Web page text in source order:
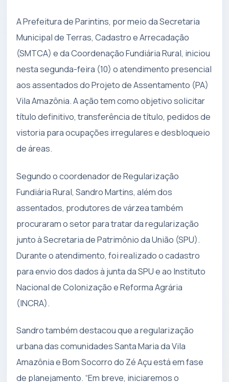
A Prefeitura de Parintins, por meio da Secretaria
Municipal de Terras, Cadastro e Arrecadação
(SMTCA) e da Coordenação Fundiária Rural, iniciou
nesta segunda-feira (10) o atendimento presencial
aos assentados do Projeto de Assentamento (PA)
Vila Amazônia. A ação tem como objetivo solicitar
título definitivo, transferência de título, pedidos de
vistoria para ocupações irregulares e desbloqueio
de áreas.
Segundo o coordenador de Regularização
Fundiária Rural, Sandro Martins, além dos
assentados, produtores de várzea também
procuraram o setor para tratar da regularização
junto à Secretaria de Patrimônio da União (SPU).
Durante o atendimento, foi realizado o cadastro
para envio dos dados à junta da SPU e ao Instituto
Nacional de Colonização e Reforma Agrária
(INCRA).
Sandro também destacou que a regularização
urbana das comunidades Santa Maria da Vila
Amazônia e Bom Socorro do Zé Açu está em fase
de planejamento. “Em breve, iniciaremos o